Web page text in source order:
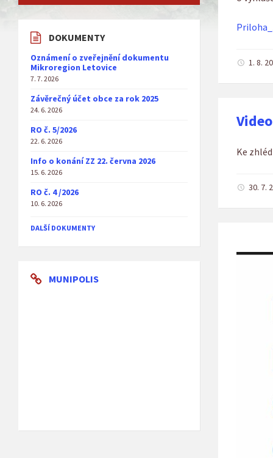
1. 8.
Ke
30. 7.
DOKUMENTY
Oznámení o zveřejnění dokumentu
Mikroregion Letovice
7. 7. 2026
Závěrečný účet obce za rok 2025
24. 6. 2026
RO č. 5/2026
22. 6. 2026
Info o konání ZZ 22. června 2026
15. 6. 2026
RO č. 4 /2026
10. 6. 2026
DALŠÍ DOKUMENTY
MUNIPOLIS